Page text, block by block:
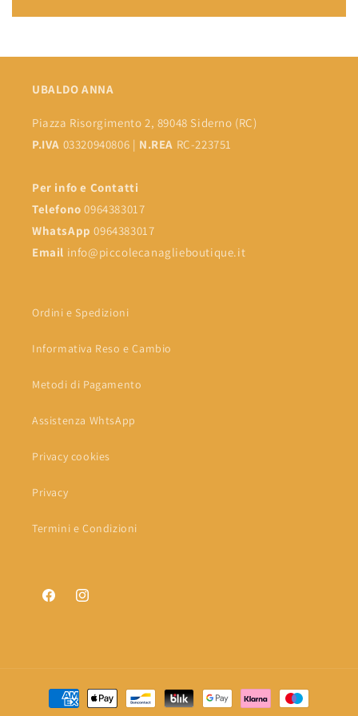
UBALDO ANNA
Piazza Risorgimento 2, 89048 Siderno (RC)
P.IVA 03320940806 | N.REA RC-223751
Per info e Contatti
Telefono 0964383017
WhatsApp0964383017
Email info@piccolecanaglieboutique.it
Ordini e Spedizioni
Informativa Reso e Cambio
Metodi di Pagamento
Assistenza WhtsApp
Privacy cookies
Privacy
Termini e Condizioni
FacebookInstagram
Metodi